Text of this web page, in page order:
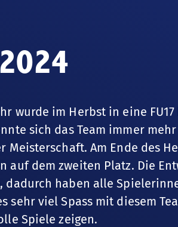
wurde im Herbst in eine
sich das Team immer
Meisterschaft. Am Ende des
auf dem zweiten Platz. Die
dadurch haben alle
sehr viel Spass mit diesem
Spiele zeigen.